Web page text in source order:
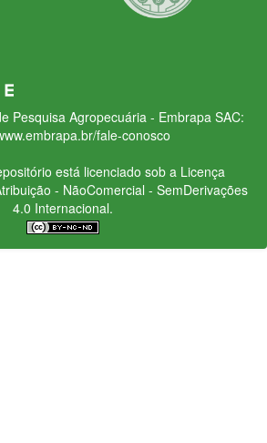
Pesquisa Agropecuária - Embrapa SAC:
fale-conosco
está licenciado sob a Licença
- NãoComercial - SemDerivações
4.0 Internacional.